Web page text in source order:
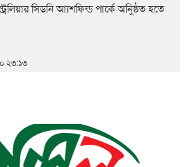
সিডনি আ্যশফিল্ড পার্কে অনুিষ্ঠত হতে
২৩:১৩